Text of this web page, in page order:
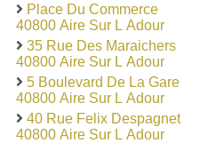
Place Du Commerce
40800 Aire Sur L Adour
35 Rue Des Maraichers
40800 Aire Sur L Adour
5 Boulevard De La Gare
40800 Aire Sur L Adour
40 Rue Felix Despagnet
40800 Aire Sur L Adour